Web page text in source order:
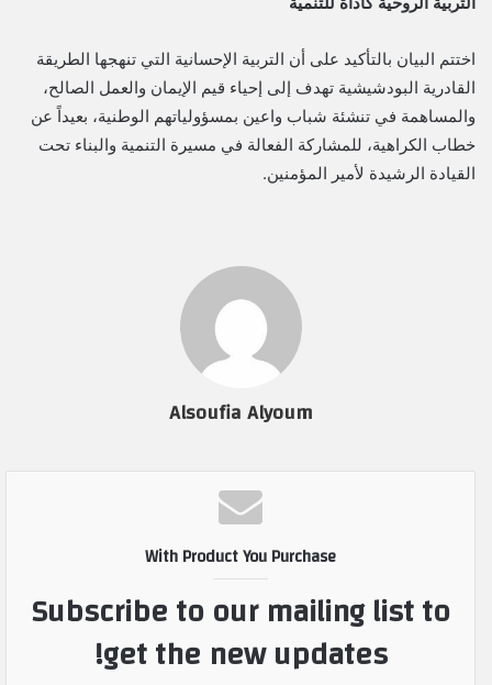
​اختتم البيان بالتأكيد على أن التربية الإحسانية التي تنهجها الطريقة
القادرية البودشيشية تهدف إلى إحياء قيم الإيمان والعمل الصالح،
والمساهمة في تنشئة شباب واعين بمسؤولياتهم الوطنية، بعيداً عن
خطاب الكراهية، للمشاركة الفعالة في مسيرة التنمية والبناء تحت
القيادة الرشيدة لأمير المؤمنين.
Alsoufia Alyoum
With Product You Purchase
Subscribe to our mailing list to
get the new updates!